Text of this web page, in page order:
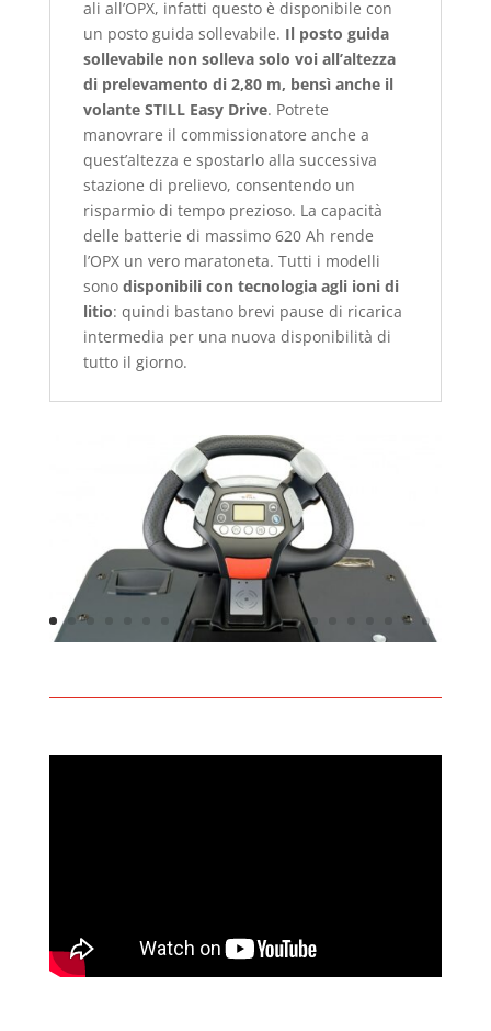
ali all’OPX, infatti questo è disponibile con
un posto guida sollevabile. Il posto guida
sollevabile non solleva solo voi all’altezza
di prelevamento di 2,80 m, bensì anche il
volante STILL Easy Drive. Potrete
manovrare il commissionatore anche a
quest’altezza e spostarlo alla successiva
stazione di prelievo, consentendo un
risparmio di tempo prezioso. La capacità
delle batterie di massimo 620 Ah rende
l’OPX un vero maratoneta. Tutti i modelli
sono disponibili con tecnologia agli ioni di
litio: quindi bastano brevi pause di ricarica
intermedia per una nuova disponibilità di
tutto il giorno.